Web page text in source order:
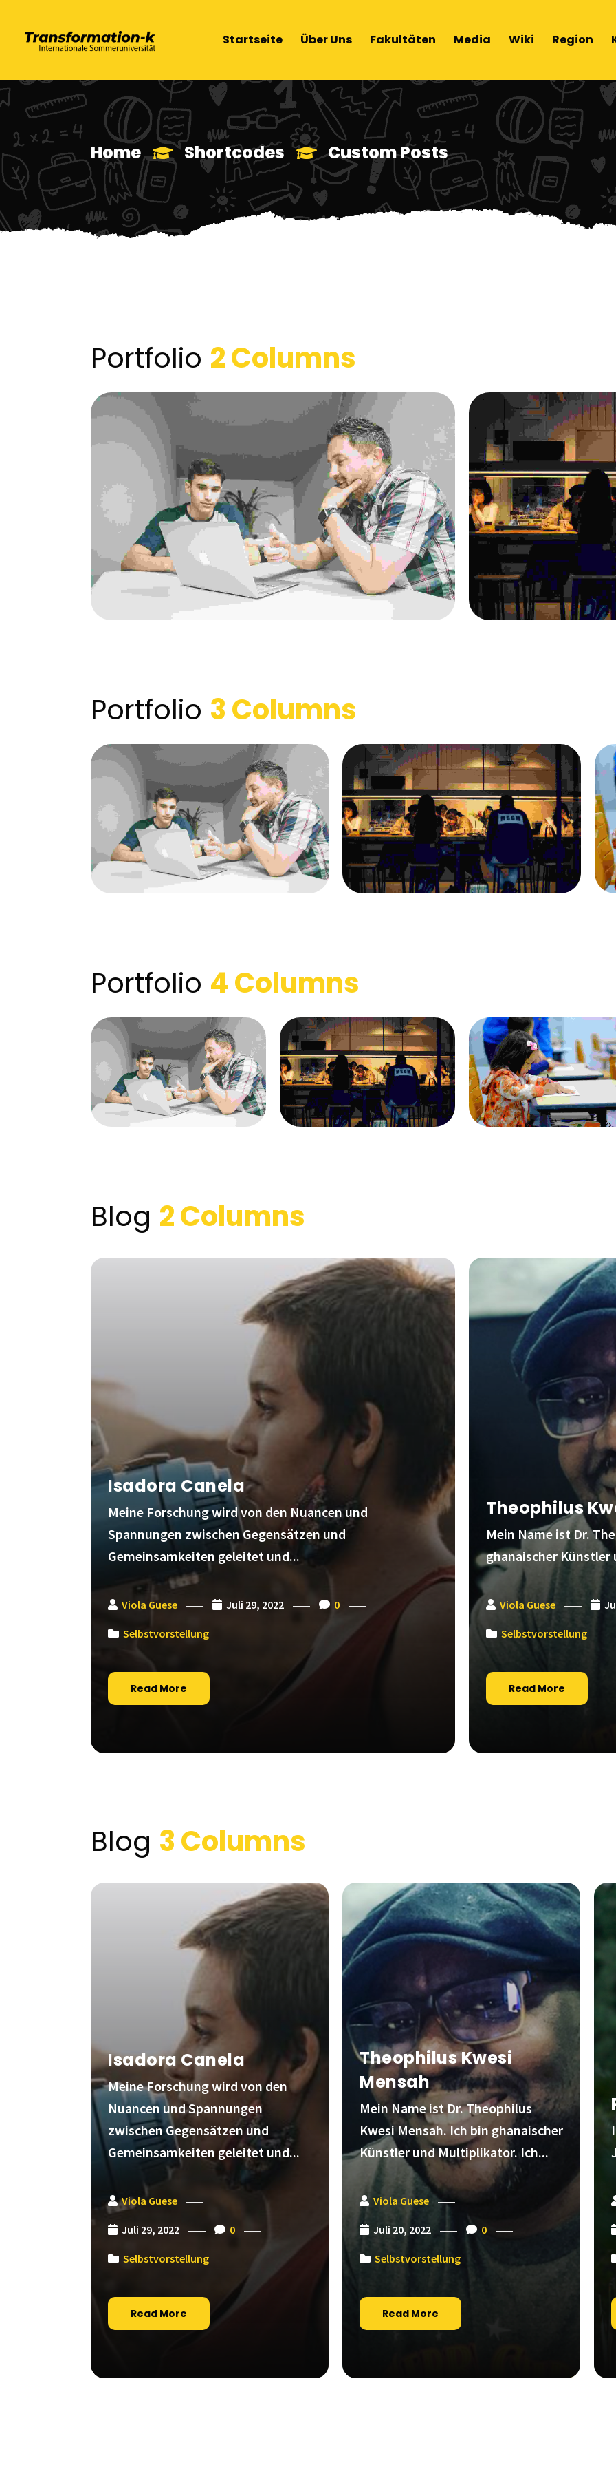
Startseite Über Uns Fakultäten Media Wiki Region
Home Shortcodes Custom Posts
Portfolio 2 Columns
Portfolio 3 Columns
The wooden handicraft materials
Portfolio 4 Columns
The wooden handicraft materials Visual Arts Portfolio
Blog 2 Columns
Isadora Canela
Meine Forschung wird von den Nuancen und
Spannungen zwischen Gegensätzen und
Gemeinsamkeiten geleitet und...
Viola Guese Juli 29, 2022 0
Selbstvorstellung
Read More
Theophilus
Mein Name ist Dr.
ghanaischer
Viola Guese
Selbstvorstellung
Read More
Blog 3 Columns
Isadora Canela
Meine Forschung wird von den
Nuancen und Spannungen
zwischen Gegensätzen und
Gemeinsamkeiten geleitet und...
Viola Guese
Juli 29, 2022 0
Selbstvorstellung
Read More
Theophilus Kwesi
Mensah
Mein Name ist Dr. Theophilus
Kwesi Mensah. Ich bin ghanaischer
Künstler und Multiplikator. Ich...
Viola Guese
Juli 20, 2022 0
Selbstvorstellung
Read More